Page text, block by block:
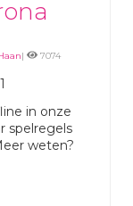
| 7074
in onze
spelregels
weten?